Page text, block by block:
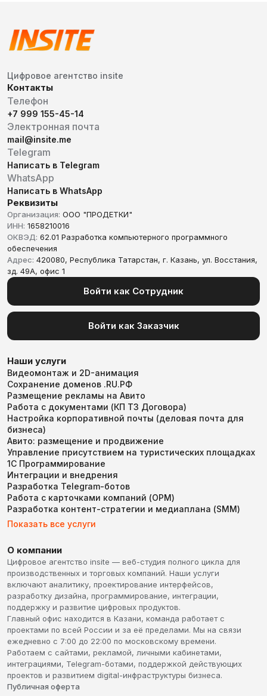
Цифровое агентство insite
Контакты
Телефон
+7 999 155-45-14
Электронная почта
mail@insite.me
Telegram
Написать в Telegram
WhatsApp
Написать в WhatsApp
Реквизиты
Организация: ООО "ПРОДЕТКИ"
ИНН: 1658210016
ОКВЭД: 62.01 Разработка компьютерного программного
обеспечения
Адрес: 420080, Республика Татарстан, г. Казань, ул. Восстания,
зд. 49А, офис 1
Войти как Сотрудник
Войти как Заказчик
Наши услуги
Видеомонтаж и 2D-анимация
Сохранение доменов .RU.РФ
Размещение рекламы на Авито
Работа с документами (КП ТЗ Договора)
Настройка корпоративной почты (деловая почта для
бизнеса)
Авито: размещение и продвижение
Управление присутствием на туристических площадках
1С Программирование
Интеграции и внедрения
Разработка Telegram-ботов
Работа с карточками компаний (ОРМ)
Разработка контент-стратегии и медиаплана (SMM)
Показать все услуги
О компании
Цифровое агентство insite — веб-студия полного цикла для
производственных и торговых компаний. Наши услуги
включают аналитику, проектирование интерфейсов,
разработку дизайна, программирование, интеграции,
поддержку и развитие цифровых продуктов.
Главный офис находится в Казани, команда работает с
проектами по всей России и за её пределами. Мы на связи
ежедневно с 7:00 до 22:00 по московскому времени.
Работаем с сайтами, рекламой, личными кабинетами,
интеграциями, Telegram-ботами, поддержкой действующих
проектов и развитием digital-инфраструктуры бизнеса.
Публичная оферта